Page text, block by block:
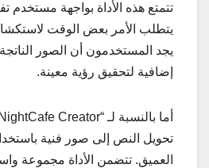
تتمتع هذه الأداة بواجهة مستخدم
يتطلب الأمر بعض الوقت
يجد المستخدمون أن الصور
إضافية لتحقيق رؤية معينة.
تحويل النص إلى صور فنية
العميق. تتضمن الأداة مجموعة